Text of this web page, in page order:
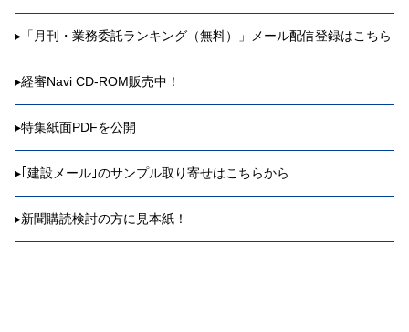
▸ 「月刊・業務委託ランキング（無料）」メール配信登録はこちら
▸経審Navi CD-ROM販売中！
▸特集紙面PDFを公開
▸｢建設メール｣のサンプル取り寄せはこちらから
▸新聞購読検討の方に見本紙！